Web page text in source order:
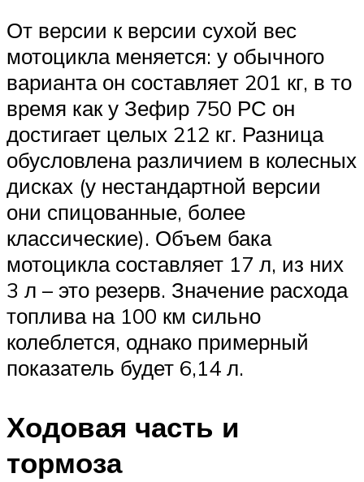
От версии к версии сухой вес
мотоцикла меняется: у обычного
варианта он составляет 201 кг, в то
время как у Зефир 750 РС он
достигает целых 212 кг. Разница
обусловлена различием в колесных
дисках (у нестандартной версии
они спицованные, более
классические). Объем бака
мотоцикла составляет 17 л, из них
3 л – это резерв. Значение расхода
топлива на 100 км сильно
колеблется, однако примерный
показатель будет 6,14 л.
Ходовая часть и
тормоза